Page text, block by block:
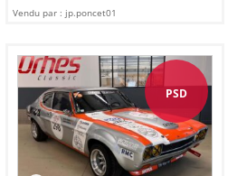
Vendu par : jp.poncet01
PSD